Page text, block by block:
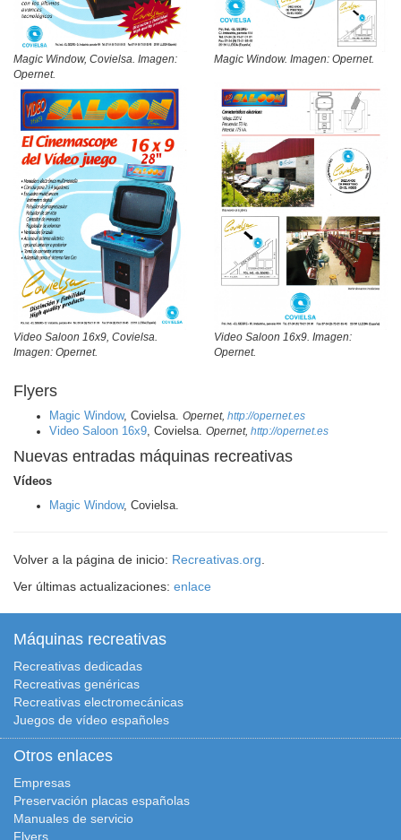
Magic Window, Covielsa. Imagen:
Opernet.
Magic Window. Imagen: Opernet.
Video Saloon 16x9, Covielsa.
Imagen: Opernet.
Video Saloon 16x9. Imagen:
Opernet.
Flyers
Magic Window, Covielsa. Opernet, http://opernet.es
Video Saloon 16x9, Covielsa. Opernet, http://opernet.es
Nuevas entradas máquinas recreativas
Vídeos
Magic Window, Covielsa.
Volver a la página de inicio: Recreativas.org.
Ver últimas actualizaciones: enlace
Máquinas recreativas
Recreativas dedicadas
Recreativas genéricas
Recreativas electromecánicas
Juegos de vídeo españoles
Otros enlaces
Empresas
Preservación placas españolas
Manuales de servicio
Flyers